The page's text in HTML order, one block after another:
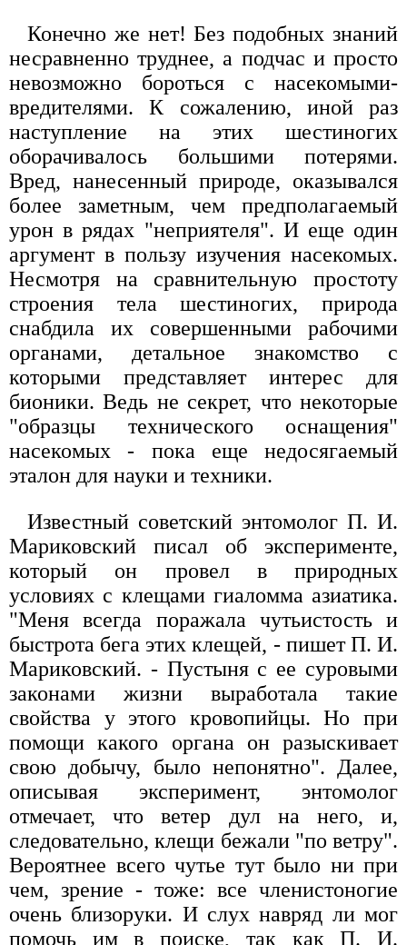
Конечно же нет! Без подобных знаний
несравненно труднее, а подчас и просто
невозможно бороться с насекомыми-
вредителями. К сожалению, иной раз
наступление на этих шестиногих
оборачивалось большими потерями.
Вред, нанесенный природе, оказывался
более заметным, чем предполагаемый
урон в рядах "неприятеля". И еще один
аргумент в пользу изучения насекомых.
Несмотря на сравнительную простоту
строения тела шестиногих, природа
снабдила их совершенными рабочими
органами, детальное знакомство с
которыми представляет интерес для
бионики. Ведь не секрет, что некоторые
"образцы технического оснащения"
насекомых - пока еще недосягаемый
эталон для науки и техники.
Известный советский энтомолог П. И.
Мариковский писал об эксперименте,
который он провел в природных
условиях с клещами гиаломма азиатика.
"Меня всегда поражала чутьистость и
быстрота бега этих клещей, - пишет П. И.
Мариковский. - Пустыня с ее суровыми
законами жизни выработала такие
свойства у этого кровопийцы. Но при
помощи какого органа он разыскивает
свою добычу, было непонятно". Далее,
описывая эксперимент, энтомолог
отмечает, что ветер дул на него, и,
следовательно, клещи бежали "по ветру".
Вероятнее всего чутье тут было ни при
чем, зрение - тоже: все членистоногие
очень близоруки. И слух навряд ли мог
помочь им в поиске, так как П. И.